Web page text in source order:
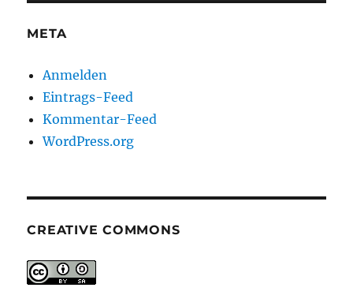
META
Anmelden
Eintrags-Feed
Kommentar-Feed
WordPress.org
CREATIVE COMMONS